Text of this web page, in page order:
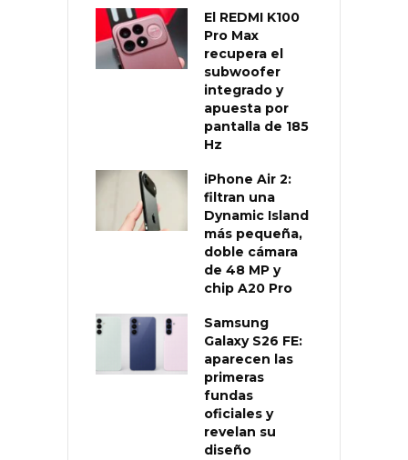
El REDMI K100
Pro Max
recupera el
subwoofer
integrado y
apuesta por
pantalla de 185
Hz
iPhone Air 2:
filtran una
Dynamic Island
más pequeña,
doble cámara
de 48 MP y
chip A20 Pro
Samsung
Galaxy S26 FE:
aparecen las
primeras
fundas
oficiales y
revelan su
diseño